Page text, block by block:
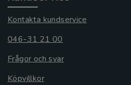
Kontakta kundservice
046-31 21 00
Frågor och svar
Köpvillkor